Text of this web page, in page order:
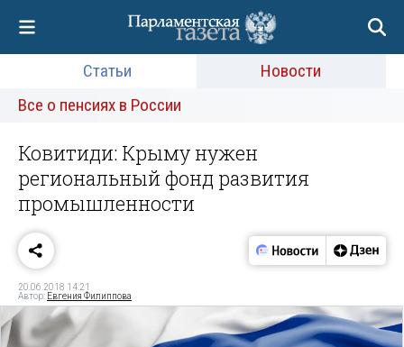
Статьи
Новости
Все о пенсиях в России
Ковитиди: Крыму нужен
региональный фонд развития
промышленности
20.06.2018 14:21
Автор: Евгения Филиппова